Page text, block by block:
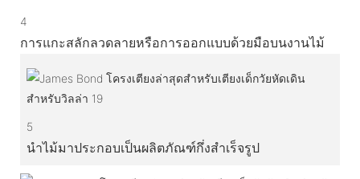
4
การแกะสลักลวดลายหรือการออกแบบด้วยมือบนงานไม้
5
นำไม้มาประกอบเป็นผลิตภัณฑ์กึ่งสำเร็จรูป